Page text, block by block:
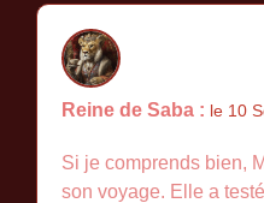
Reine de Saba : le 10
Si je comprends bien,
son voyage. Elle a